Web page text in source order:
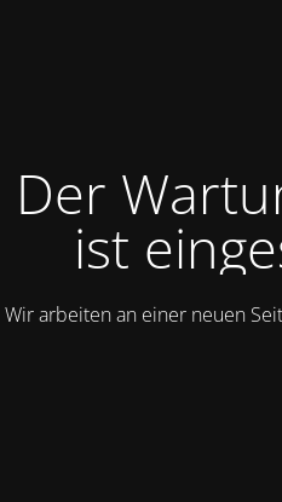
Der
ist
Wir arbeiten an einer neuen